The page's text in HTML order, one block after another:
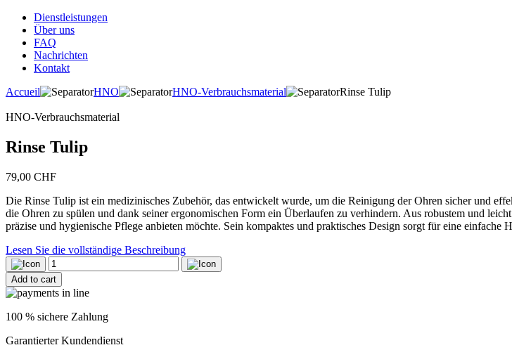
Dienstleistungen
Über uns
FAQ
Nachrichten
Kontakt
Accueil
HNO HNO-Verbrauchsmaterial Rinse Tulip
HNO-Verbrauchsmaterial
Rinse Tulip
79,00 CHF
Die Rinse Tulip ist ein medizinisches Zubehör, das entwickelt wurde, um die Reinigung der Ohren sicher und
die Ohren zu spülen und dank seiner ergonomischen Form ein Überlaufen zu verhindern. Aus robustem und
präzise und hygienische Pflege anbieten möchte. Sein kompaktes und praktisches Design sorgt für eine
Lesen Sie die vollständige Beschreibung
Rinse
Tulip
quantity
Add to cart
100 % sichere Zahlung
Garantierter Kundendienst